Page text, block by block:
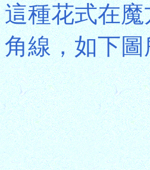
這種花式在
角線，如下